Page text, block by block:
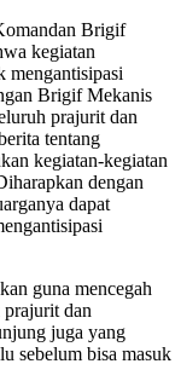
Brigif
kegiatan
mengantisipasi
Brigif Mekanis
prajurit dan
tentang
kegiatan-kegiatan
dengan
dapat
guna mencegah
prajurit dan
juga yang
sebelum bisa masuk